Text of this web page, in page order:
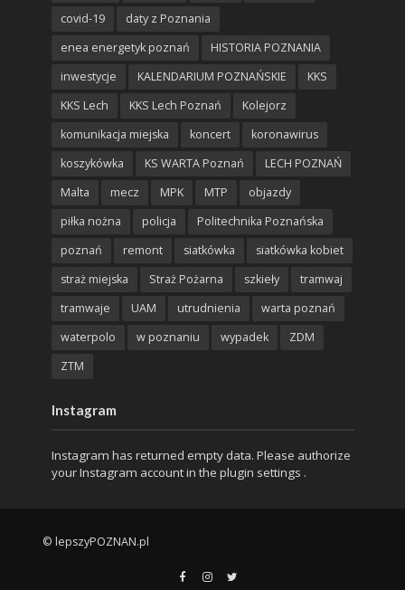
covid-19
daty z Poznania
enea energetyk poznań
HISTORIA POZNANIA
inwestycje
KALENDARIUM POZNAŃSKIE
KKS
KKS Lech
KKS Lech Poznań
Kolejorz
komunikacja miejska
koncert
koronawirus
koszykówka
KS WARTA Poznań
LECH POZNAŃ
Malta
mecz MPK MTP
objazdy
piłka nożna
policja
Politechnika Poznańska
poznań
remont siatkówka
siatkówka kobiet
straż miejska
Straż Pożarna szkieły
tramwaj
tramwaje
UAM utrudnienia
warta poznań
waterpolo
w poznaniu wypadek
ZDM
ZTM
Instagram
Instagram has returned empty data. Please authorize
your Instagram account in the plugin settings .
© lepszyPOZNAN.pl